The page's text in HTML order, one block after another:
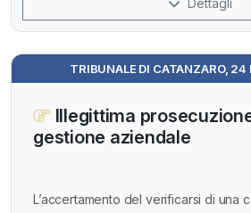
Dettagli
TRIBUNALE DI CATANZARO,
Illegittima
gestione aziendale
L’accertamento del verificarsi di una